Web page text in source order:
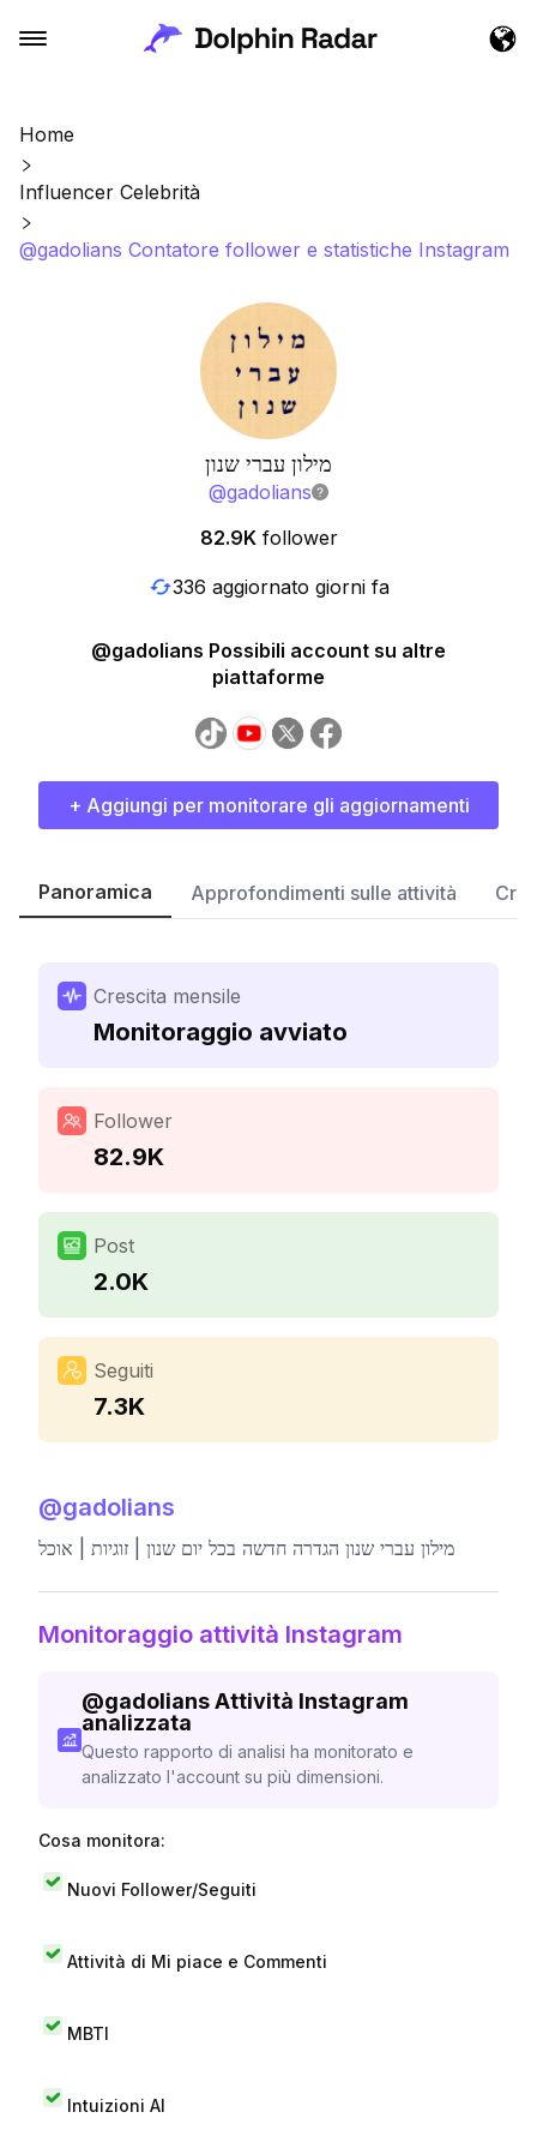
Home
Influencer Celebrità
@gadolians Contatore follower e statistiche Instagram
מילון עברי שנון
@gadolians
82.9K follower
336 aggiornato giorni fa
@gadolians Possibili account su altre
piattaforme
+ Aggiungi per monitorare gli aggiornamenti
Panoramica Approfondimenti sulle attività
Crescita mensile
Monitoraggio avviato
Follower
82.9K
Post
2.0K
Seguiti
7.3K
@gadolians
מילון עברי שנון הגדרה חדשה בכל יום שנון | זוגיות | אוכל
Monitoraggio attività Instagram
@gadoliansAttività Instagram
analizzata
Questo rapporto di analisi ha monitorato e
analizzato l'account su più dimensioni.
Cosa monitora:
Nuovi Follower/Seguiti
Attività di Mi piace e Commenti
MBTI
Intuizioni AI